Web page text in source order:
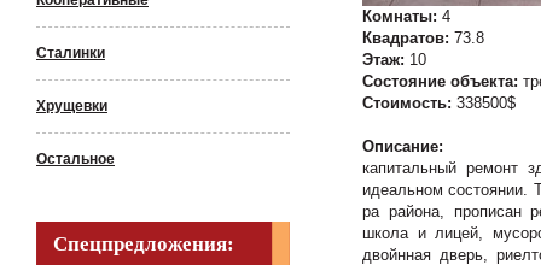
Сталинки
Хрущевки
Остальное
Спецпредложения:
Комнаты: 4
Квадратов: 73.8
Этаж: 10
Состояние объекта:
Стоимость: 338500$
Описание:
капитальный ремонт
идеальном состоянии.
ра района, прописан
школа и лицей,
двойнная дверь,